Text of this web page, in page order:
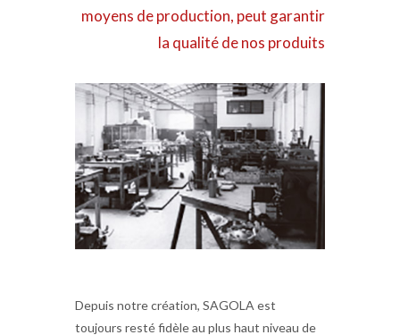
moyens de production, peut garantir
la qualité de nos produits
Depuis notre création, SAGOLA est
toujours resté fidèle au plus haut niveau de